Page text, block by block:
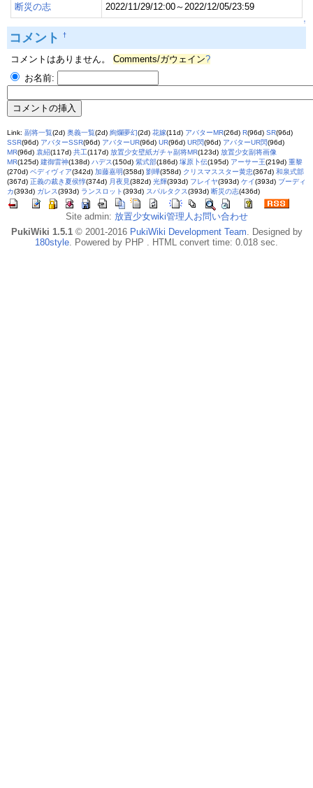
断災の志 2022/11/29/12:00～2022/12/05/23:59
↑
コメント †
コメントはありません。 Comments/ガウェイン?
お名前:
Link: 副将一覧(2d) 奥義一覧(2d) 絢爛夢幻(2d) 花嫁(11d) アバターMR(26d) R(96d) SR(96d)
SSR(96d) アバターSSR(96d) アバターUR(96d) UR(96d) UR閃(96d) アバターUR閃(96d)
MR(96d) 袁紹(117d) 共工(117d) 放置少女壁紙ガチャ副将MR(123d) 放置少女副将画像
MR(125d) 建御雷神(138d) ハデス(150d) 紫式部(186d) 塚原卜伝(195d) アーサー王(219d) 重黎
(270d) ベディヴィア(342d) 加藤嘉明(358d) 劉曄(358d) クリスマススター黄忠(367d) 和泉式部
(367d) 正義の裁き夏侯惇(374d) 月夜見(382d) 光輝(393d) フレイヤ(393d) ケイ(393d) ブーディ
カ(393d) ガレス(393d) ランスロット(393d) スパルタクス(393d) 断災の志(436d)
Site admin: 放置少女wiki管理人お問い合わせ
PukiWiki 1.5.1© 2001-2016 PukiWiki Development Team . Designed by
180style . Powered by PHP . HTML convert time: 0.018 sec.